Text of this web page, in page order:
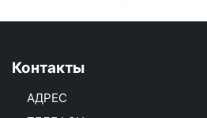
Контакты
АДРЕС